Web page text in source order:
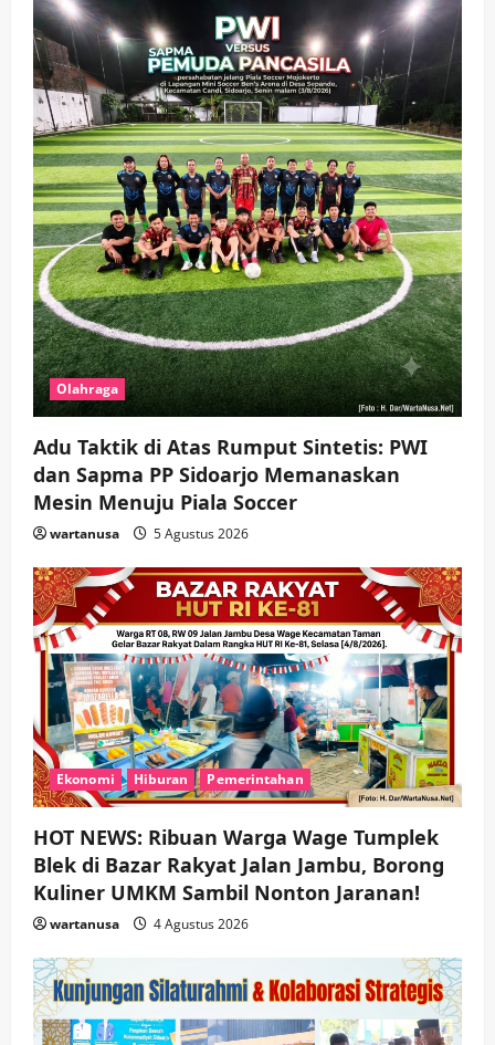
Olahraga
Adu Taktik di Atas Rumput Sintetis: PWI
dan Sapma PP Sidoarjo Memanaskan
Mesin Menuju Piala Soccer
wartanusa 5 Agustus 2026
Ekonomi Hiburan Pemerintahan
HOT NEWS: Ribuan Warga Wage Tumplek
Blek di Bazar Rakyat Jalan Jambu, Borong
Kuliner UMKM Sambil Nonton Jaranan!
wartanusa 4 Agustus 2026